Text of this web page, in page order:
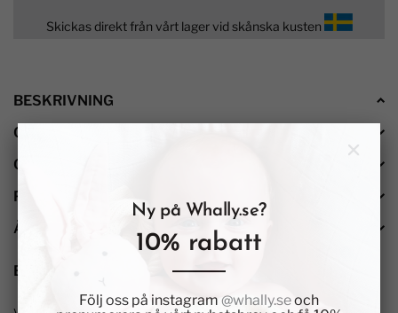
Skickas direkt från vårt lager vid skånska kusten
BESKRIVNING
OMDÖMEN
OM WHALLY
PRODUKTSÄKERHET
ÅTERFÖRSÄLJARE
BESKRIVNING
Ny på Whally.se?
10% rabatt
Följ oss på instagram @whally.seoch